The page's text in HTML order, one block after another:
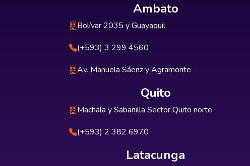
Ambato
Bolívar 2035 y Guayaquil
(+593) 3 299 4560
Av. Manuela Sáenz y Agramonte
Quito
Machala y Sabanilla Sector Quito norte
(+593) 2 382 6970
Latacunga